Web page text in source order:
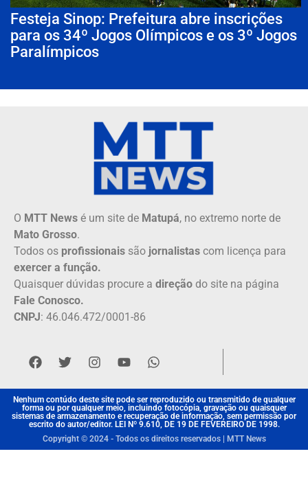
Festeja Sinop: Prefeitura abre inscrições
para os 34º Jogos Olímpicos e os 3º Jogos
Paralímpicos
O MTT News é um site de Matupá, no extremo norte de
Mato Grosso.
Todos os profissionais são jornalistas com licença para
exercer a função.
Quaisquer dúvidas procure a direção do site na página
Fale Conosco.
CNPJ: 46.046.472/0001-86
Nenhum contúdo deste site pode ser reproduzido ou transmitido de qualquer
forma ou por qualquer meio, incluindo fotocópia, gravação ou quaisquer
sistemas de armazenamento e recuperação de informação, sem permissão por
escrito do autor/editor. LEI Nº 9.610, DE 19 DE FEVEREIRO DE 1998.
Copyright © 2024 - Todos os direitos reservados | MTT News